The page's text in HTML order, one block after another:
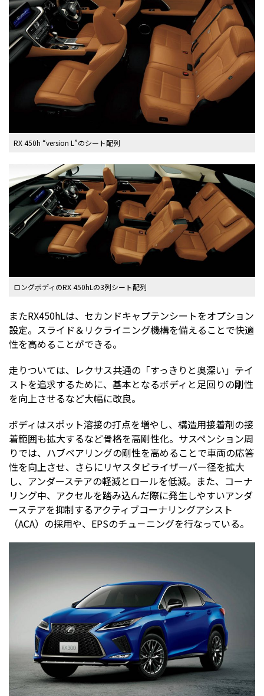
RX 450h “version L”のシート配列
ロングボディのRX 450hLの3列シート配列
またRX450hLは、セカンドキャプテンシートをオプション
設定。スライド＆リクライニング機構を備えることで快適
性を高めることができる。
走りついては、レクサス共通の「すっきりと奥深い」テイ
ストを追求するために、基本となるボディと足回りの剛性
を向上させるなど大幅に改良。
ボディはスポット溶接の打点を増やし、構造用接着剤の接
着範囲も拡大するなど骨格を高剛性化。サスペンション周
りでは、ハブベアリングの剛性を高めることで車両の応答
性を向上させ、さらにリヤスタビライザーバー径を拡大
し、アンダーステアの軽減とロールを低減。また、コーナ
リング中、アクセルを踏み込んだ際に発生しやすいアンダ
ーステアを抑制するアクティブコーナリングアシスト
（ACA）の採用や、EPSのチュ－ニングを行なっている。